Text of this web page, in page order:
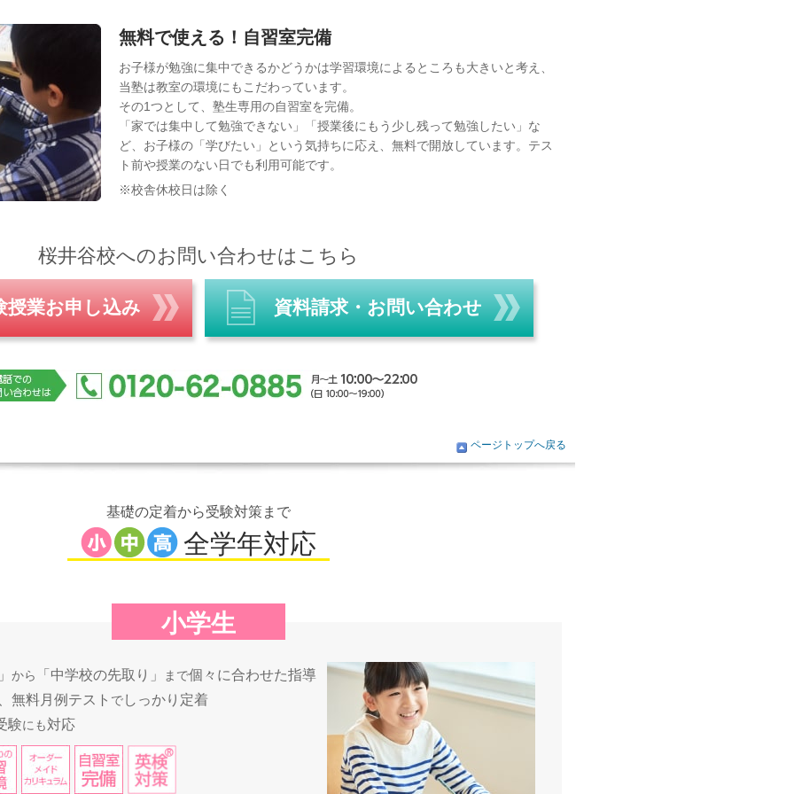
無料で使える！自習室完備
お子様が勉強に集中できるかどうかは学習環境によるところも大きいと考え、
当塾は教室の環境にもこだわっています。
その1つとして、塾生専用の自習室を完備。
「家では集中して勉強できない」「授業後にもう少し残って勉強したい」な
ど、お子様の「学びたい」という気持ちに応え、無料で開放しています。テス
ト前や授業のない日でも利用可能です。
※校舎休校日は除く
桜井谷校へのお問い合わせはこちら
授業お申し込み 資料請求・お問い合わせ
ページトップへ戻る
基礎の定着から受験対策まで
全学年対応
小学生
から 「中学校の先取り」 まで個々に合わせた指導
無料月例テスト でしっかり定着
験にも対応